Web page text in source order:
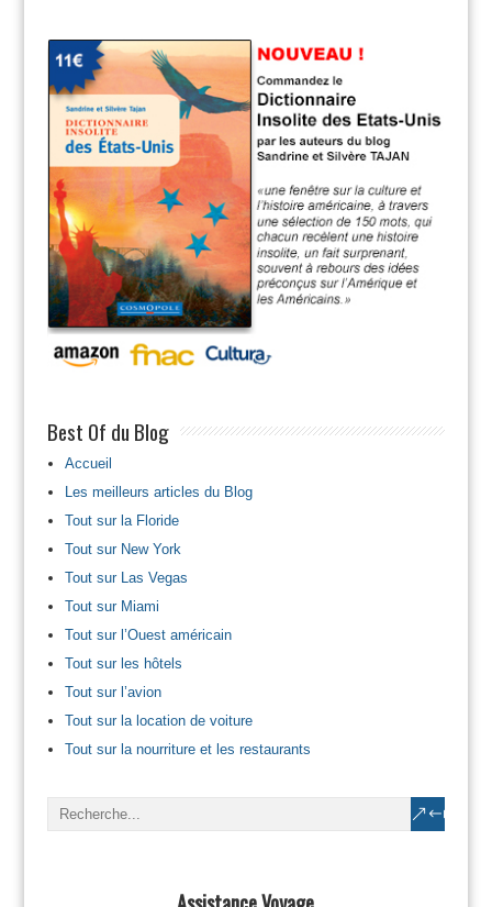
Best Of du Blog
Accueil
Les meilleurs articles du Blog
Tout sur la Floride
Tout sur New York
Tout sur Las Vegas
Tout sur Miami
Tout sur l’Ouest américain
Tout sur les hôtels
Tout sur l’avion
Tout sur la location de voiture
Tout sur la nourriture et les restaurants